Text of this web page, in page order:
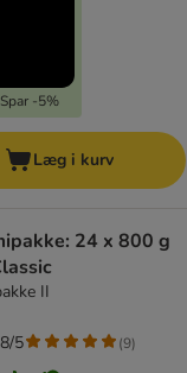
-5%
Læg i kurv
24 x 800 g
II
5 (9)